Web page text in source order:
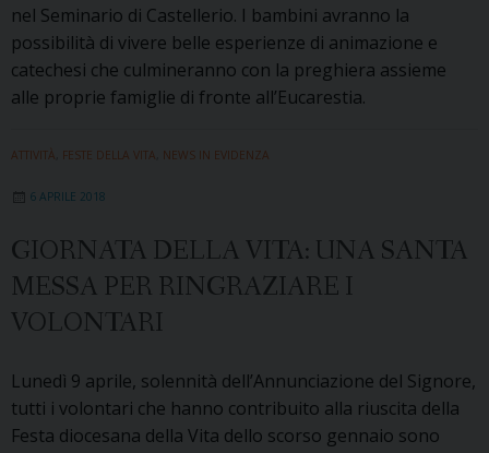
nel Seminario di Castellerio. I bambini avranno la
possibilità di vivere belle esperienze di animazione e
catechesi che culmineranno con la preghiera assieme
alle proprie famiglie di fronte all’Eucarestia.
ATTIVITÀ FESTE DELLA VITA NEWS IN EVIDENZA
6 APRILE 2018
GIORNATA DELLA VITA: UNA SANTA
MESSA PER RINGRAZIARE I
VOLONTARI
Lunedì 9 aprile, solennità dell’Annunciazione del Signore,
tutti i volontari che hanno contribuito alla riuscita della
Festa diocesana della Vita dello scorso gennaio sono